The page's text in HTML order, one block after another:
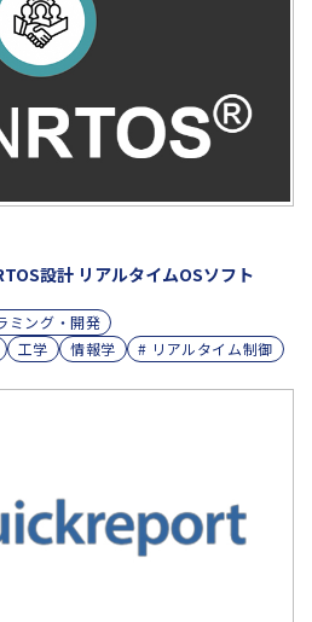
設計 リアルタイムOSソフト
ミング・開発
工学 情報学
# リアルタイム制御